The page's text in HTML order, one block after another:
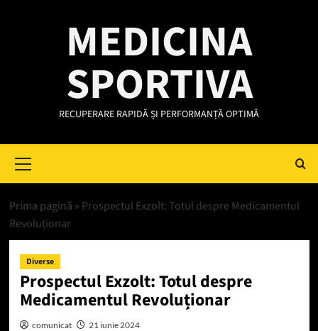
MEDICINA
SPORTIVA
RECUPERARE RAPIDĂ ȘI PERFORMANȚĂ OPTIMĂ
Menu
Prima pagină » Prospectul Exzolt: Totul despre Medicamentul
Revoluționar
Diverse
Prospectul Exzolt: Totul despre
Medicamentul Revoluționar
comunicat 21 iunie 2024